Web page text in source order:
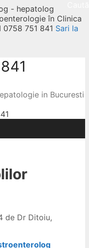
- hepatolog
în Clinica
0758 751 841 Sari la
in Bucuresti
de Dr Ditoiu,